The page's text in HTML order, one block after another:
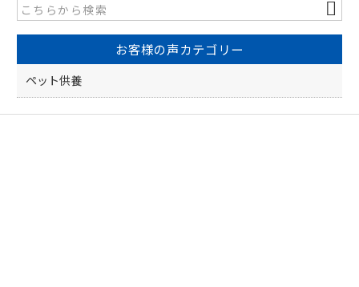
b
o
o
k
お客様の声カテゴリー
ペット供養